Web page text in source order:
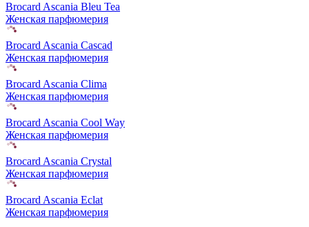
Brocard Ascania Bleu Tea
Женская парфюмерия
Brocard Ascania Cascad
Женская парфюмерия
Brocard Ascania Clima
Женская парфюмерия
Brocard Ascania Cool Way
Женская парфюмерия
Brocard Ascania Crystal
Женская парфюмерия
Brocard Ascania Eclat
Женская парфюмерия